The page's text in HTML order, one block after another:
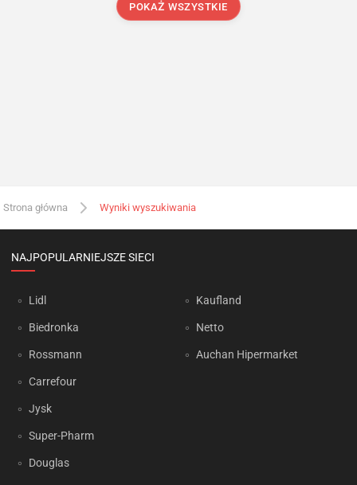
POKAŻ WSZYSTKIE
Strona główna Wyniki wyszukiwania
NAJPOPULARNIEJSZE SIECI
Lidl
Biedronka
Rossmann
Carrefour
Jysk
Super-Pharm
Douglas
Kaufland
Netto
Auchan Hipermarket